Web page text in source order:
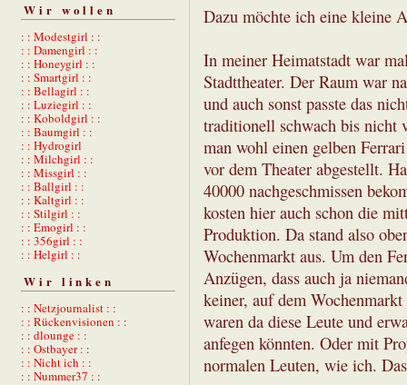
Wir wollen
: : Modestgirl : :
: : Damengirl : :
: : Honeygirl : :
: : Smartgirl : :
: : Bellagirl : :
: : Luziegirl : :
: : Koboldgirl : :
: : Baumgirl : :
: : Hydrogirl
: : Milchgirl : :
: : Missgirl : :
: : Ballgirl : :
: : Kaltgirl : :
: : Stilgirl : :
: : Emogirl : :
: : 356girl : :
: : Helgirl : :
Wir linken
: : Netzjournalist : :
: : Rückenvisionen : :
: : dlounge : :
: : Ostbayer : :
: : Nicht ich : :
: : Nummer37 : :
Dazu möchte ich eine kleine
In meiner Heimatstadt war
Stadttheater. Der Raum war
und auch sonst passte das
traditionell schwach bis nicht
man wohl einen gelben
vor dem Theater abgestellt.
40000 nachgeschmissen
kosten hier auch schon die
Produktion. Da stand also
Wochenmarkt aus. Um den
Anzügen, dass auch ja
keiner, auf dem
waren da diese Leute und
anfegen könnten. Oder mit
normalen Leuten, wie ich.